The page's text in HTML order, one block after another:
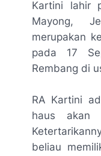
Kartini lahir
Mayong,
merupakan
pada 17
Rembang di
RA Kartini
haus akan
beliau